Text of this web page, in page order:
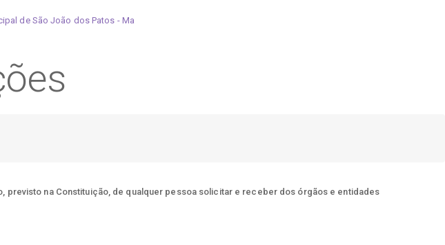
previsto na Constituição, de qualquer pessoa solicitar e receber dos órgãos e entidades